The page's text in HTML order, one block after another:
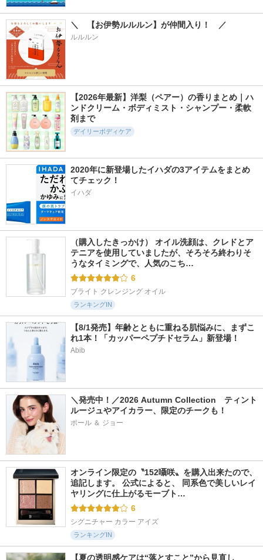
5.8
15件
ワンダーハニー と
ム サニーミモザ
ベキュアハニー
ハウス オブ ローゼ
ザボディショップ
5.4
418件
アロマボディシート
アユーラ
＼　【お伊勢ルルルン】が仲間入り！　／
ルルルン
【2026年最新】洋梨（ペアー）の香りまとめ｜ハ
ンドクリーム・ボディミスト・シャンプー・柔軟
剤まで
デイリーボディケア
2020年に新登場したイハダの3アイテムをまとめ
てチェック！
イハダ
（購入したきっかけ） オイル洗顔は、クレドとア
テニアを使用していましたが、そろそろ終わりそ
うなタイミングで、人気のこち…
6
ブライト クレンジング オイル
ランキングIN
【8/1発売】年齢とともに重ねる肌悩みに、まずこ
れ1本！「カッパーペプチドセラム」新登場！
Abib
＼発売中！／2026 Autumn Collection　ティント
ルージュやアイカラー、限定のチークも！
ポール ＆ ジョー
オンライン限定の〝152囁咲〟を購入出来たので、
追記します。 公式によると、 同系色で美しいレイ
ヤリングに仕上がるモーブト…
6
シグニチャー カラー アイズ
ランキングIN
【夏の透明感ケアは“落とすこと”から見直し